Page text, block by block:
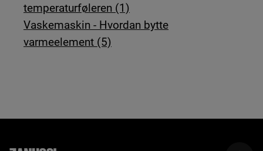
temperaturføleren (1)
Vaskemaskin - Hvordan bytte
varmeelement (5)